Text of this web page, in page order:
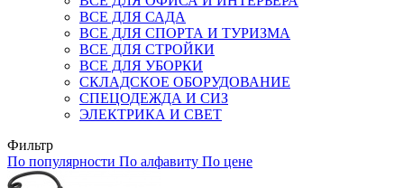
ВСЕ ДЛЯ САДА
ВСЕ ДЛЯ СПОРТА И ТУРИЗМА
ВСЕ ДЛЯ СТРОЙКИ
ВСЕ ДЛЯ УБОРКИ
СКЛАДСКОЕ ОБОРУДОВАНИЕ
СПЕЦОДЕЖДА И СИЗ
ЭЛЕКТРИКА И СВЕТ
Фильтр
По популярности По алфавиту По цене